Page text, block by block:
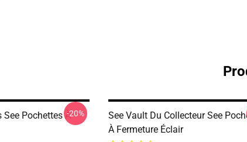
See Pochettes À-20%
See Vault Du Collecteur See
À Fermeture Éclair